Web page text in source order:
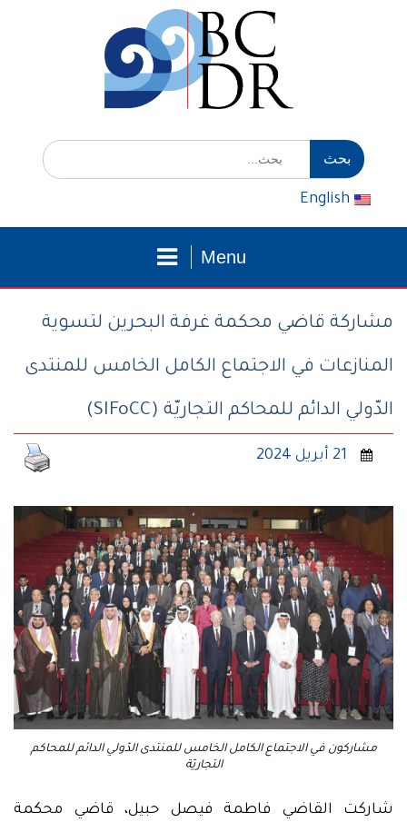
إبحث
عن:
English
Menu
مشاركة قاضي محكمة غرفة البحرين لتسوية
المنازعات في الاجتماع الكامل الخامس للمنتدى
الدّولي الدائم للمحاكم التجاريّة (SIFoCC)
21 أبريل 2024
مشاركون في الاجتماع الكامل الخامس للمنتدى الدّولي الدائم للمحاكم
التجاريّة
شاركت القاضي فاطمة فيصل حبيل، قاضي محكمة